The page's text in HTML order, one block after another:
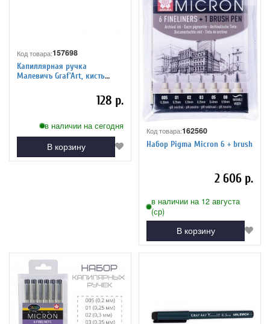
Код товара:157698
Капиллярная ручка
Малевичъ Graf'Art, кисть
128 р.
в наличии на сегодня
В корзину
Код товара:162560
Набор Pigma Micron 6 + brush
2 606 р.
в наличии на 12 августа
(ср)
В корзину